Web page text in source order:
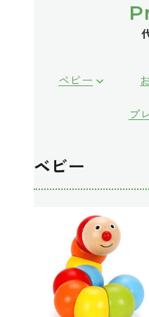
ベビー
プ
ベビー